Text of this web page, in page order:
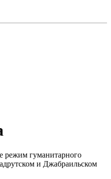
режим гуманитарного
и Джабраильском